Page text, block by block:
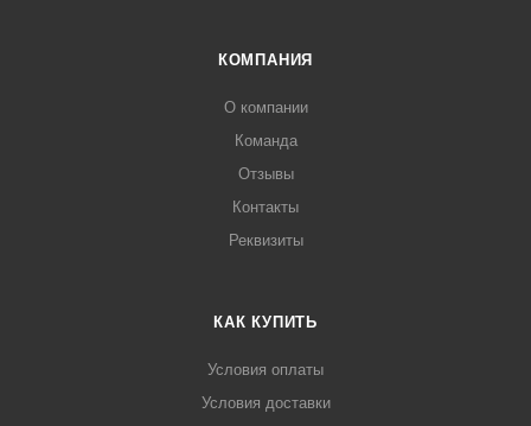
КОМПАНИЯ
О компании
Команда
Отзывы
Контакты
Реквизиты
КАК КУПИТЬ
Условия оплаты
Условия доставки